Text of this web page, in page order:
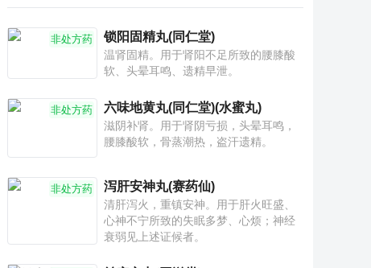
非处方药 锁阳固精丸(同仁堂)
温肾固精。用于肾阳不足所致的腰膝酸
软、头晕耳鸣、遗精早泄。
非处方药 六味地黄丸(同仁堂)(水蜜丸)
滋阴补肾。用于肾阴亏损，头晕耳鸣，
腰膝酸软，骨蒸潮热，盗汗遗精。
非处方药 泻肝安神丸(赛药仙)
清肝泻火，重镇安神。用于肝火旺盛、
心神不宁所致的失眠多梦、心烦；神经
衰弱见上述证候者。